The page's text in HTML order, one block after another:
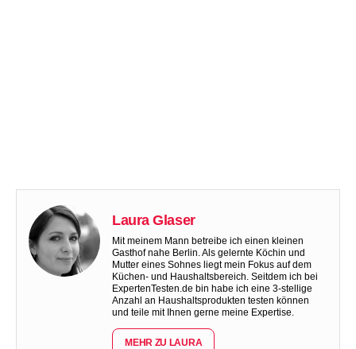
Laura Glaser
Mit meinem Mann betreibe ich einen kleinen
Gasthof nahe Berlin. Als gelernte Köchin und
Mutter eines Sohnes liegt mein Fokus auf dem
Küchen- und Haushaltsbereich. Seitdem ich bei
ExpertenTesten.de bin habe ich eine 3-stellige
Anzahl an Haushaltsprodukten testen können
und teile mit Ihnen gerne meine Expertise.
MEHR ZU LAURA